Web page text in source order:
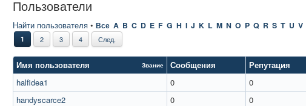
Пользователи
Найти пользователя • Все A B C D E F G H I J K L M N O P Q R S T U V
1 2 3 4 След.
Имя пользователя Звание Сообщения Репутация
halfidea1
0 0
handyscarce2
0 0